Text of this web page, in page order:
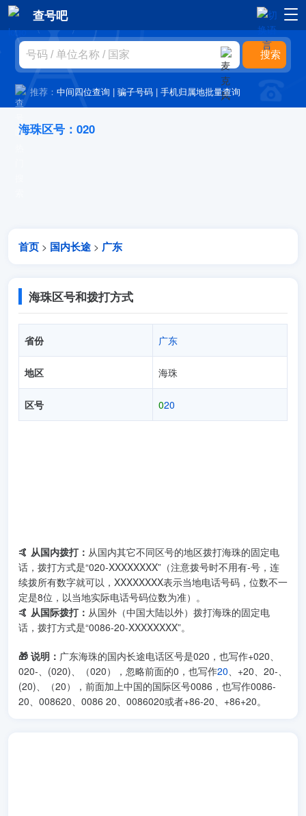
查号吧
推荐：中间四位查询 |骗子号码 |手机归属地批量查询
海珠区号：020
首页 > 国内长途 > 广东
海珠区号和拨打方式
省份 广东
地区 海珠
区号 020
🤙 从国内拨打： 从国内其它不同区号的地区拨打海珠的固定电
话，拨打方式是“020-XXXXXXXX”（注意拨号时不用有-号，连
续拨所有数字就可以，XXXXXXXX表示当地电话号码，位数不一
定是8位，以当地实际电话号码位数为准）。
🤙 从国际拨打： 从国外（中国大陆以外）拨打海珠的固定电
话，拨打方式是“0086-20-XXXXXXXX”。
🎁 说明： 广东海珠的国内长途电话区号是020，也写作+020、
020-、(020)、（020），忽略前面的0，也写作20、+20、20-、
(20)、（20），前面加上中国的国际区号0086，也写作0086-
20、008620、0086 20、0086020或者+86-20、+86+20。